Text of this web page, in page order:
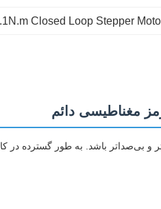
Closed Loop Stepper
نرم‌تر و بی‌صداتر باشد. به طور